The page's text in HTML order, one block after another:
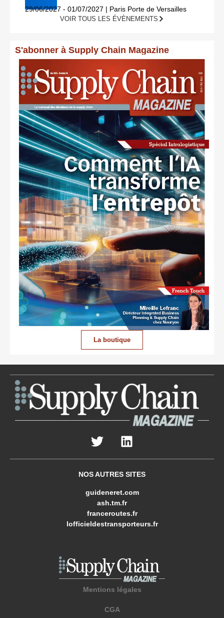
29/06/2027 - 01/07/2027 | Paris Porte de Versailles
VOIR TOUS LES ÉVÈNEMENTS
S'abonner à Supply Chain Magazine
La boutique
NOS AUTRES SITES
guideneret.com
ash.tm.fr
franceroutes.fr
lofficieldestransporteurs.fr
Mentions légales
CGA